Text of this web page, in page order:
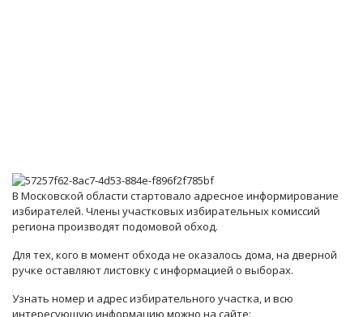
В Московской области стартовало адресное информирование
избирателей. Члены участковых избирательных комиссий
региона производят подомовой обход.
Для тех, кого в момент обхода не оказалось дома, на дверной
ручке оставляют листовку с информацией о выборах.
Узнать номер и адрес избирательного участка, и всю
интересующую информацию можно на сайте: